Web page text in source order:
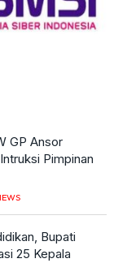
GP Ansor
Pimpinan
Bupati
25 Kepala